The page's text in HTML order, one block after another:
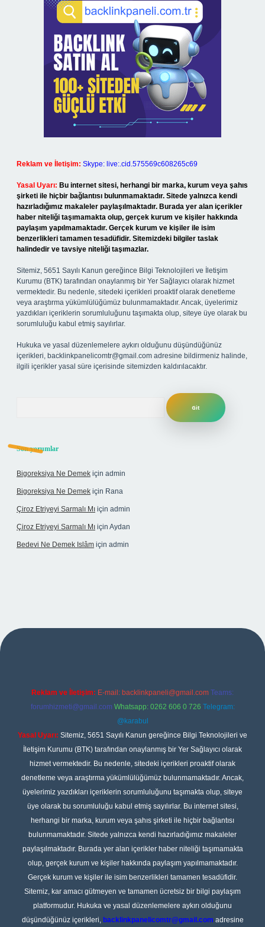
Reklam ve İletişim: Skype: live:.cid.575569c608265c69
Yasal Uyarı: Bu internet sitesi, herhangi bir marka, kurum veya şahıs
şirketi ile hiçbir bağlantısı bulunmamaktadır. Sitede yalnızca kendi
hazırladığımız makaleler paylaşılmaktadır. Burada yer alan içerikler
haber niteliği taşımamakta olup, gerçek kurum ve kişiler hakkında
paylaşım yapılmamaktadır. Gerçek kurum ve kişiler ile isim
benzerlikleri tamamen tesadüfidir. Sitemizdeki bilgiler taslak
halindedir ve tavsiye niteliği taşımazlar.
Sitemiz, 5651 Sayılı Kanun gereğince Bilgi Teknolojileri ve İletişim
Kurumu (BTK) tarafından onaylanmış bir Yer Sağlayıcı olarak hizmet
vermektedir. Bu nedenle, sitedeki içerikleri proaktif olarak denetleme
veya araştırma yükümlülüğümüz bulunmamaktadır. Ancak, üyelerimiz
yazdıkları içeriklerin sorumluluğunu taşımakta olup, siteye üye olarak bu
sorumluluğu kabul etmiş sayılırlar.
Hukuka ve yasal düzenlemelere aykırı olduğunu düşündüğünüz
içerikleri, backlinkpanelicomtr@gmail.com adresine bildirmeniz halinde,
ilgili içerikler yasal süre içerisinde sitemizden kaldırılacaktır.
Son yorumlar
Bigoreksiya Ne Demek için admin
Bigoreksiya Ne Demek için Rana
Çiroz Etriyeyi Sarmalı Mı için admin
Çiroz Etriyeyi Sarmalı Mı için Aydan
Bedevi Ne Demek Islâm için admin
Reklam ve İletişim: E-mail: backlinkpaneli@gmail.com Teams:
forumhizmeti@gmail.com Whatsapp: 0262 606 0 726 Telegram:
@karabul
Yasal Uyarı: Sitemiz, 5651 Sayılı Kanun gereğince Bilgi Teknolojileri ve
İletişim Kurumu (BTK) tarafından onaylanmış bir Yer Sağlayıcı olarak
hizmet vermektedir. Bu nedenle, sitedeki içerikleri proaktif olarak
denetleme veya araştırma yükümlülüğümüz bulunmamaktadır. Ancak,
üyelerimiz yazdıkları içeriklerin sorumluluğunu taşımakta olup, siteye
üye olarak bu sorumluluğu kabul etmiş sayılırlar. Bu internet sitesi,
herhangi bir marka, kurum veya şahıs şirketi ile hiçbir bağlantısı
bulunmamaktadır. Sitede yalnızca kendi hazırladığımız makaleler
paylaşılmaktadır. Burada yer alan içerikler haber niteliği taşımamakta
olup, gerçek kurum ve kişiler hakkında paylaşım yapılmamaktadır.
Gerçek kurum ve kişiler ile isim benzerlikleri tamamen tesadüfidir.
Sitemiz, kar amacı gütmeyen ve tamamen ücretsiz bir bilgi paylaşım
platformudur. Hukuka ve yasal düzenlemelere aykırı olduğunu
düşündüğünüz içerikleri, backlinkpanelicomtr@gmail.com adresine